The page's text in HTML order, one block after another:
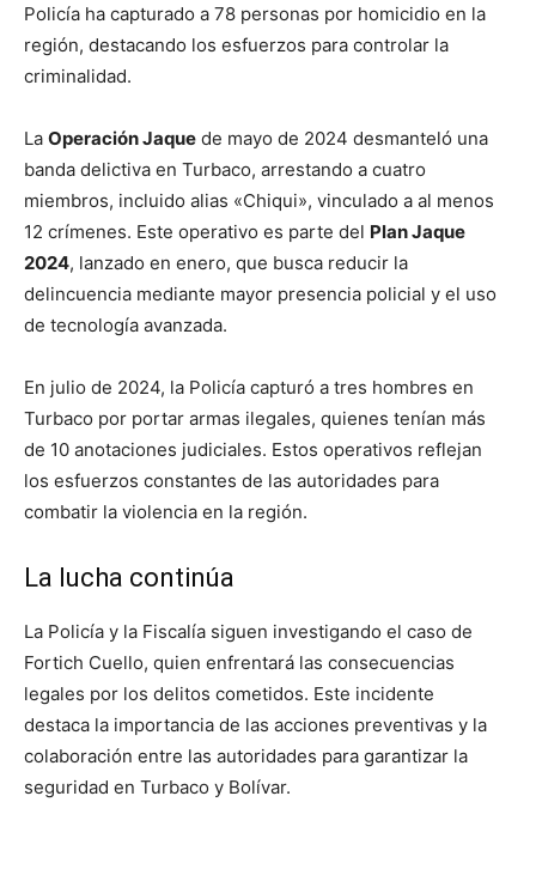
Policía ha capturado a 78 personas por homicidio en la
región, destacando los esfuerzos para controlar la
criminalidad.
La Operación Jaque de mayo de 2024 desmanteló una
banda delictiva en Turbaco, arrestando a cuatro
miembros, incluido alias «Chiqui», vinculado a al menos
12 crímenes. Este operativo es parte del Plan Jaque
2024, lanzado en enero, que busca reducir la
delincuencia mediante mayor presencia policial y el uso
de tecnología avanzada.
En julio de 2024, la Policía capturó a tres hombres en
Turbaco por portar armas ilegales, quienes tenían más
de 10 anotaciones judiciales. Estos operativos reflejan
los esfuerzos constantes de las autoridades para
combatir la violencia en la región.
La lucha continúa
La Policía y la Fiscalía siguen investigando el caso de
Fortich Cuello, quien enfrentará las consecuencias
legales por los delitos cometidos. Este incidente
destaca la importancia de las acciones preventivas y la
colaboración entre las autoridades para garantizar la
seguridad en Turbaco y Bolívar.